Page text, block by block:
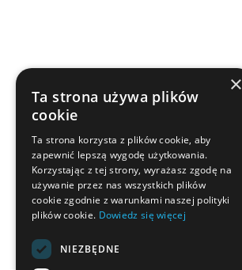
×
Ta strona używa plików
cookie
Ta strona korzysta z plików cookie, aby
zapewnić lepszą wygodę użytkowania.
Korzystając z tej strony, wyrażasz zgodę na
używanie przez nas wszystkich plików
cookie zgodnie z warunkami naszej polityki
plików cookie. Dowiedz się więcej
NIEZBĘDNE